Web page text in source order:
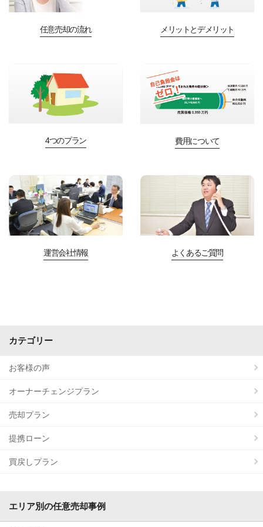
任意売却の流れ メリットとデメリット
4つのプラン 費用について
運営会社情報 よくあるご質問
カテゴリー
お客様の声
オーナーチェンジプラン
売却プラン
提携ローン
買戻しプラン
エリア別の任意売却事例